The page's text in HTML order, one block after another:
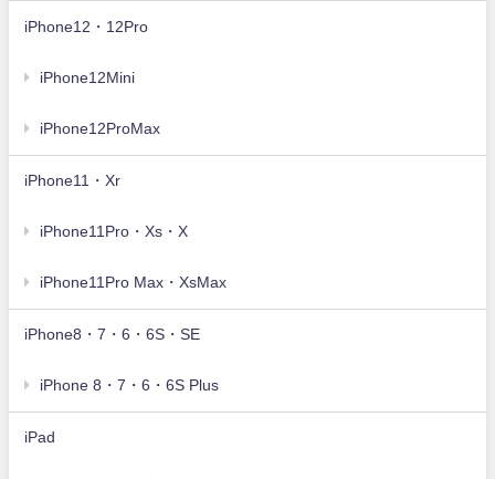
iPhone12・12Pro
iPhone12Mini
iPhone12ProMax
iPhone11・Xr
iPhone11Pro・Xs・X
iPhone11Pro Max・XsMax
iPhone8・7・6・6S・SE
iPhone 8・7・6・6S Plus
iPad